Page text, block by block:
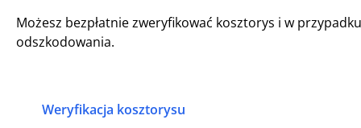
Możesz bezpłatnie zweryfikować kosztorys i w
odszkodowania.
Weryfikacja kosztorysu